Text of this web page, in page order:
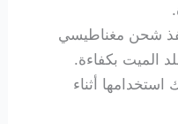
شحن مغناطيسي
الميت بكفاءة.
استخدامها أثناء